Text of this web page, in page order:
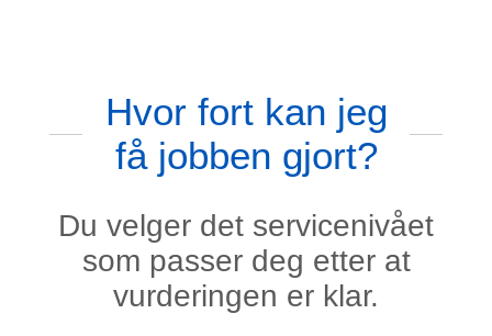
Hvor fort kan jeg
få jobben gjort?
Du velger det servicenivået
som passer deg etter at
vurderingen er klar.